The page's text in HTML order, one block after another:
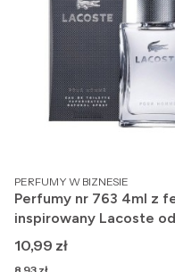
PRODUCENT
PERFUMY W BIZNESIE
Perfumy nr 763 4ml z
inspirowany Lacoste
Cena
10,99 zł
Cena